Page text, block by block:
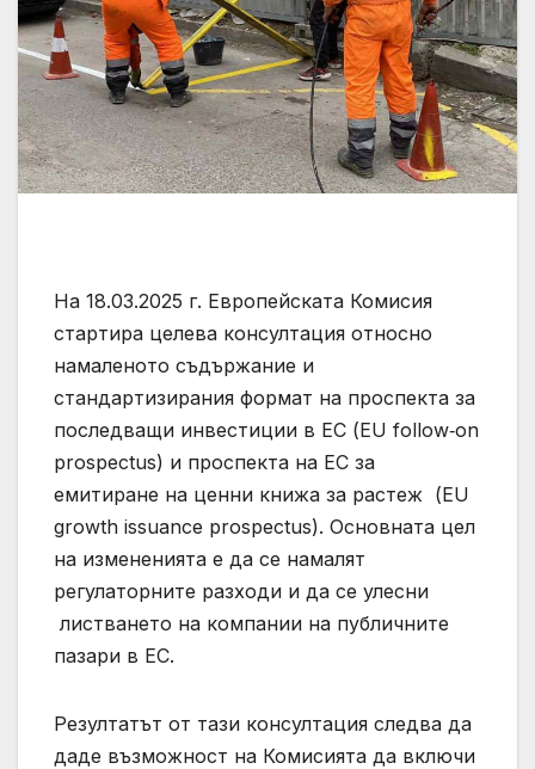
На 18.03.2025 г. Европейската Комисия
стартира целева консултация относно
намаленото съдържание и
стандартизирания формат на проспекта за
последващи инвестиции в ЕС (EU follow‑on
prospectus) и проспекта на ЕС за
емитиране на ценни книжа за растеж (EU
growth issuance prospectus). Основната цел
на измененията е да се намалят
регулаторните разходи и да се улесни
листването на компании на публичните
пазари в ЕС.
Резултатът от тази консултация следва да
даде възможност на Комисията да включи